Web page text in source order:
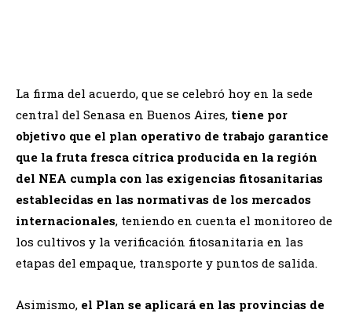
La firma del acuerdo, que se celebró hoy en la sede
central del Senasa en Buenos Aires, tiene por
objetivo que el plan operativo de trabajo garantice
que la fruta fresca cítrica producida en la región
del NEA cumpla con las exigencias fitosanitarias
establecidas en las normativas de los mercados
internacionales, teniendo en cuenta el monitoreo de
los cultivos y la verificación fitosanitaria en las
etapas del empaque, transporte y puntos de salida.
Asimismo, el Plan se aplicará en las provincias de